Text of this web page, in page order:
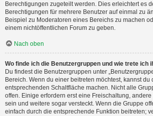
Berechtigungen zugeteilt werden. Dies erleichtert es
Berechtigungen für mehrere Benutzer auf einmal zu
Beispiel zu Moderatoren eines Bereichs zu machen
einem nichtöffentlichen Forum zu geben.
Nach oben
Wo finde ich die Benutzergruppen und wie trete ich
Du findest die Benutzergruppen unter
Bereich. Wenn du einer beitreten möchtest, kannst du
entsprechenden Schaltfläche machen. Nicht alle
offen. Einige erfordern erst eine Freischaltung,
sein und weitere sogar versteckt. Wenn die Gruppe
einfach durch die entsprechende Funktion beitreten;